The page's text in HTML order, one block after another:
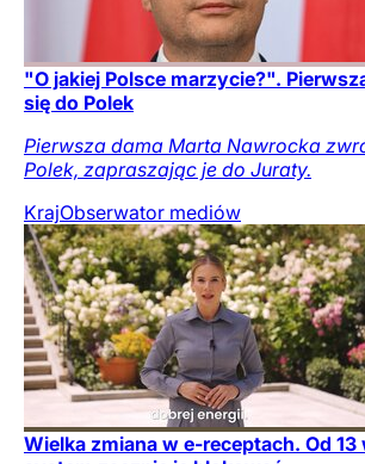
"O jakiej Polsce marzycie?".
się do Polek
Pierwsza dama Marta Nawrocka
Polek, zapraszając je do Juraty.
KrajObserwator mediów
Wielka zmiana w e-receptach. Od 13